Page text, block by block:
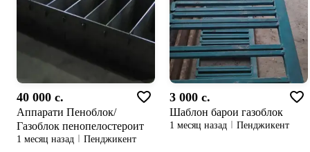
40 000 c.
Аппарати Пеноблок/
Газоблок пенопелостероит
1 месяц назад Пенджикент
3 000 c.
Шаблон барои газоблок
1 месяц назад Пенджикент